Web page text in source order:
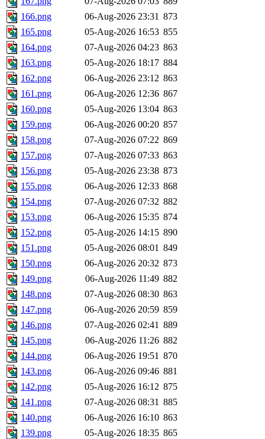
166.png
06-Aug-2026 23:31 873
165.png
05-Aug-2026 16:53 855
164.png
07-Aug-2026 04:23 863
163.png
05-Aug-2026 18:17 884
162.png
06-Aug-2026 23:12 863
161.png
06-Aug-2026 12:36 867
160.png
05-Aug-2026 13:04 863
159.png
06-Aug-2026 00:20 857
158.png
07-Aug-2026 07:22 869
157.png
07-Aug-2026 07:33 863
156.png
05-Aug-2026 23:38 873
155.png
06-Aug-2026 12:33 868
154.png
07-Aug-2026 07:32 882
153.png
06-Aug-2026 15:35 874
152.png
05-Aug-2026 14:15 890
151.png
05-Aug-2026 08:01 849
150.png
06-Aug-2026 20:32 873
149.png
06-Aug-2026 11:49 882
148.png
07-Aug-2026 08:30 863
147.png
06-Aug-2026 20:59 859
146.png
07-Aug-2026 02:41 889
145.png
06-Aug-2026 11:26 882
144.png
06-Aug-2026 19:51 870
143.png
06-Aug-2026 09:46 881
142.png
05-Aug-2026 16:12 875
141.png
07-Aug-2026 08:31 885
140.png
06-Aug-2026 16:10 863
139.png
05-Aug-2026 18:35 865